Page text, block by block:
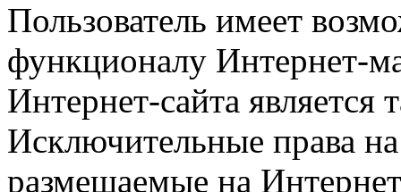
Пользователь имеет
функционалу Интернет-
Интернет-сайта
Исключительные права
размещаемые на